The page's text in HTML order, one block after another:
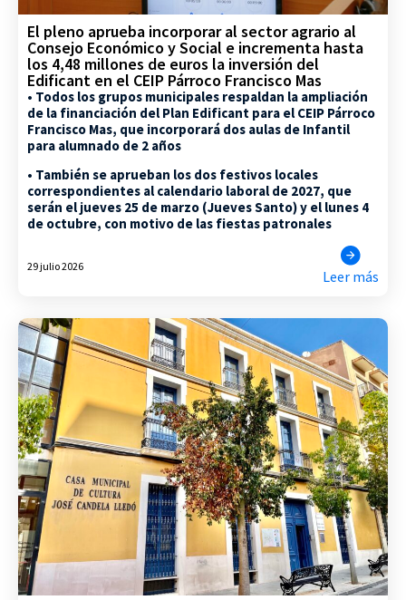
El pleno aprueba incorporar al sector agrario al
Consejo Económico y Social e incrementa hasta
los 4,48 millones de euros la inversión del
Edificant en el CEIP Párroco Francisco Mas
• Todos los grupos municipales respaldan la ampliación
de la financiación del Plan Edificant para el CEIP Párroco
Francisco Mas, que incorporará dos aulas de Infantil
para alumnado de 2 años
• También se aprueban los dos festivos locales
correspondientes al calendario laboral de 2027, que
serán el jueves 25 de marzo (Jueves Santo) y el lunes 4
de octubre, con motivo de las fiestas patronales
29 julio 2026
Leer más